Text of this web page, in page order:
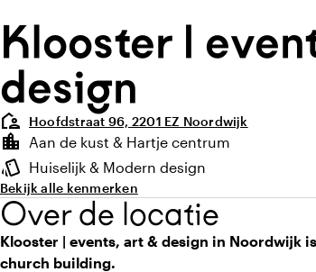
Klooster |
design
location_away Hoofdstraat 96, 2201 EZ Noordwijk
Highlights
location_city
Locatie en omgeving
Aan de kust & Hartje centrum
style
Sfeer en uitstraling
Huiselijk & Modern design
Bekijk alle kenmerken
Over de locatie
Klooster | events, art & design in Noordwijk
church building.